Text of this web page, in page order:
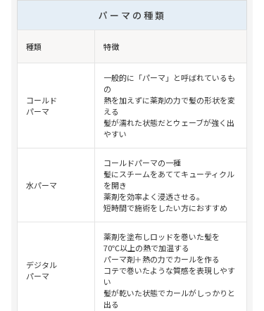
パーマの種類
種類 特徴
コールド
パーマ
一般的に「パーマ」と呼ばれているも
の
熱を加えずに薬剤の力で髪の形状を変
える
髪が濡れた状態だとウェーブが強く出
やすい
水パーマ
コールドパーマの一種
髪にスチームをあててキューティクル
を開き
薬剤を効率よく浸透させる。
短時間で施術をしたい方におすすめ
デジタル
パーマ
薬剤を塗布しロッドを巻いた髪を
70℃以上の熱で加温する
パーマ剤＋熱の力でカールを作る
コテで巻いたような質感を表現しやす
い
髪が乾いた状態でカールがしっかりと
出る